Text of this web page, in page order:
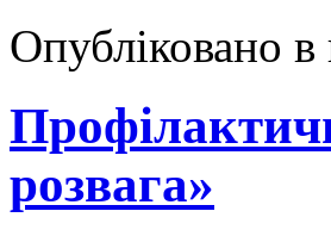
Опубліковано в
розвага»